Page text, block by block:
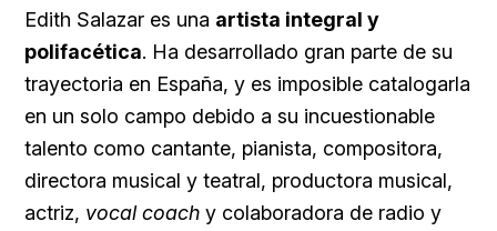
Edith Salazar es una artista integral y
polifacética. Ha desarrollado gran parte de su
trayectoria en España, y es imposible catalogarla
en un solo campo debido a su incuestionable
talento como cantante, pianista, compositora,
directora musical y teatral, productora musical,
actriz, vocal coach y colaboradora de radio y